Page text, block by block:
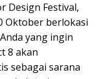
Design Festival,
Oktober berlokasi
yang ingin
8 akan
sebagai sarana